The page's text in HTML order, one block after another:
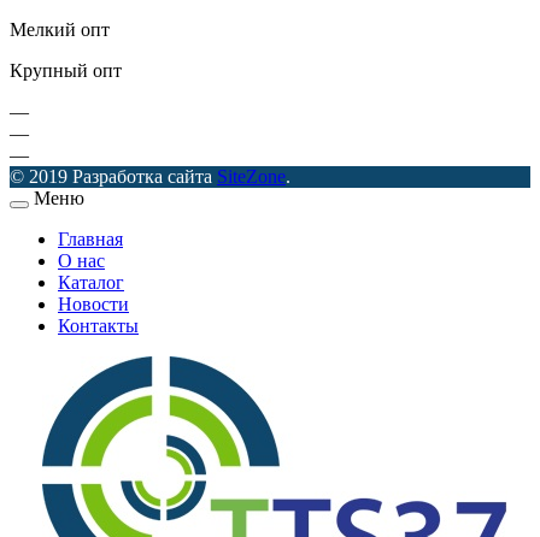
Мелкий опт
Крупный опт
—
—
—
© 2019 Разработка сайта SiteZone.
Меню
Главная
О нас
Каталог
Новости
Контакты